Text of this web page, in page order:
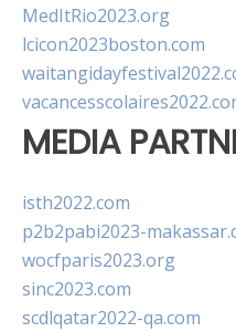
MedItRio2023.org
lcicon2023boston.com
MEDIA
isth2022.com
p2b2pabi2023-
wocfparis2023.org
sinc2023.com
scdlqatar2022-qa.com